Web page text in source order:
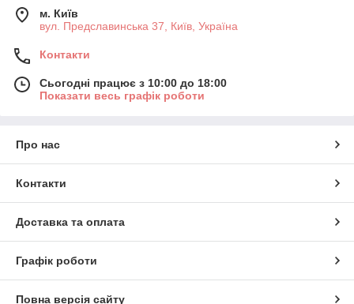
м. Київ
вул. Предславинська 37, Київ, Україна
Контакти
Сьогодні працює з 10:00 до 18:00
Показати весь графік роботи
Про нас
Контакти
Доставка та оплата
Графік роботи
Повна версія сайту